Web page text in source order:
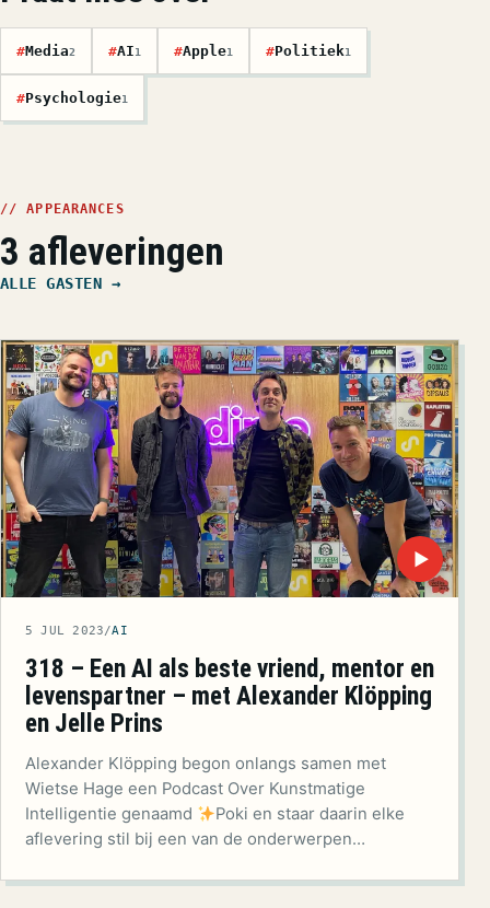
#Media2 #AI1 #Apple1 #Politiek1
#Psychologie1
// APPEARANCES
3 afleveringen
ALLE GASTEN →
▶
5 JUL 2023/AI
318 – Een AI als beste vriend, mentor en
levenspartner – met Alexander Klöpping
en Jelle Prins
Alexander Klöpping begon onlangs samen met
Wietse Hage een Podcast Over Kunstmatige
Intelligentie genaamd
Poki en staar daarin elke
aflevering stil bij een van de onderwerpen…